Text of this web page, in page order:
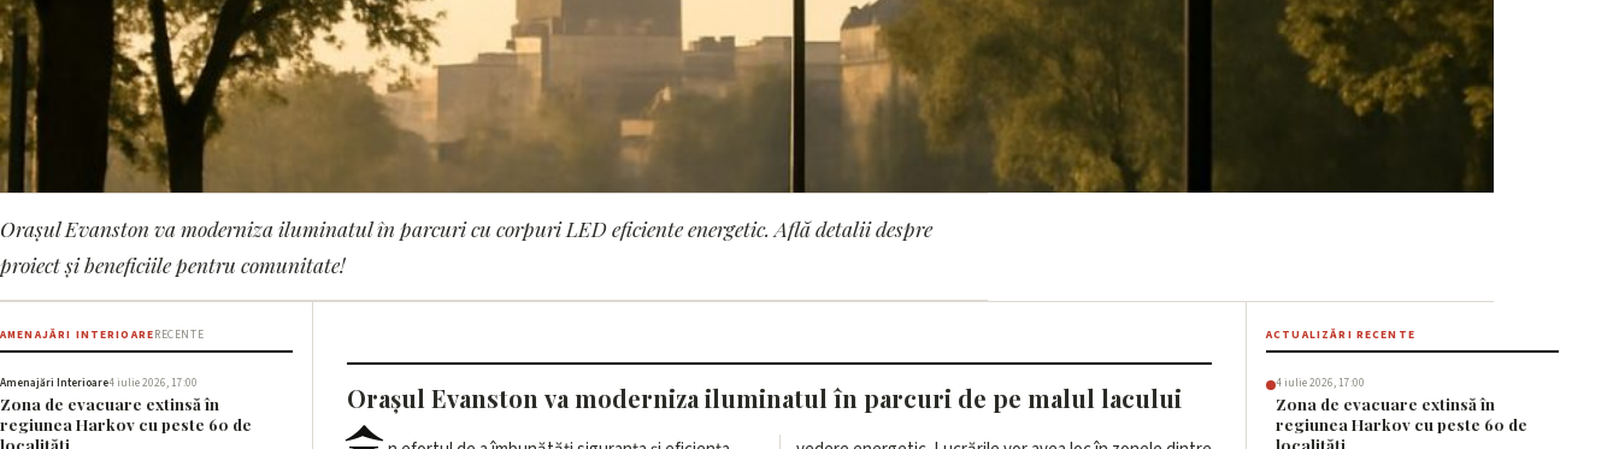
AMENAJĂRI INTERIOARE
Evanston va moderniza iluminatul în parcurile de pe malul
lacului
15 mai 2026, 17:01 · 2 min citire
Orașul Evanston va moderniza iluminatul în parcuri cu corpuri LED eficiente energetic. Află detalii despre
proiect și beneficiile pentru comunitate!
AMENAJĂRI INTERIOARERECENTE
Amenajări Interioare4 iulie 2026, 17:00
Zona de evacuare extinsă în
regiunea Harkov cu peste 60 de
localități
Orașul Evanston va moderniza iluminatul în parcuri de pe malul lacului
ACTUALIZĂRI RECENTE
4 iulie 2026, 17:00
Zona de evacuare extinsă în
regiunea Harkov cu peste 60 de
localități